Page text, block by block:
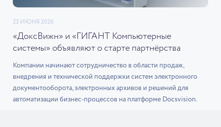
23 ИЮНЯ 2026
«ДоксВижн» и «ГИГАНТ Компьютерные
системы» объявляют о старте партнёрства
Компании начинают сотрудничество в области продаж,
внедрения и технической поддержки систем электронного
документооборота, электронных архивов и решений для
автоматизации бизнес-процессов на платформе Docsvision.